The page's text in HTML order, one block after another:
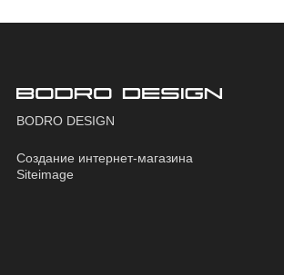
BODRO DESIGN
Создание интернет-магазина
Siteimage